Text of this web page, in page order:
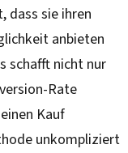
dass sie ihren
anbieten
schafft nicht nur
Rate
Kauf
unkompliziert